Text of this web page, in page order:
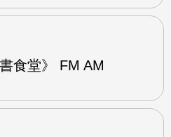
食堂》 FM AM